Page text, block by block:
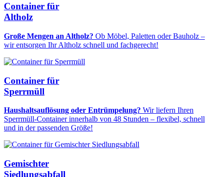
Container für
Altholz
Große Mengen an Altholz? Ob Möbel, Paletten oder Bauholz –
wir entsorgen Ihr Altholz schnell und fachgerecht!
Container für
Sperrmüll
Haushaltsauflösung oder Entrümpelung? Wir liefern Ihren
Sperrmüll-Container innerhalb von 48 Stunden – flexibel, schnell
und in der passenden Größe!
Gemischter
Siedlungsabfall